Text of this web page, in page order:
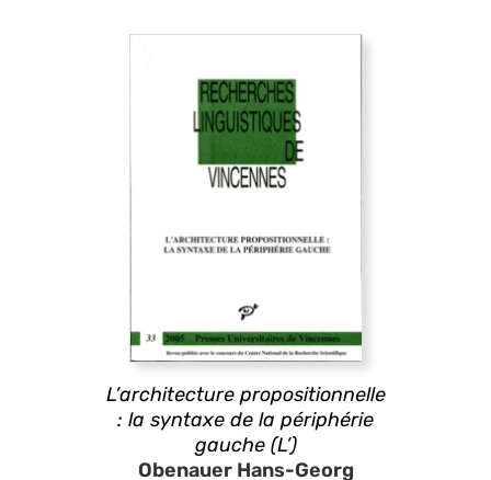
L’architecture propositionnelle
: la syntaxe de la périphérie
gauche (L’)
Obenauer Hans-Georg